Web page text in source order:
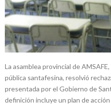
La asamblea provincial de
pública santafesina, resolvió
presentada por el Gobierno de
definición incluye un plan de